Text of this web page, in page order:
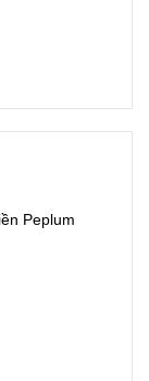
Peplum